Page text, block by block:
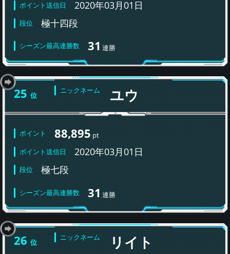
ポイント送信日 2020年03月01日
段位 極十四段
シーズン最高連勝数 31 連勝
25 位
ニックネーム ユウ
ポイント 88,895 pt
ポイント送信日
2020年03月01日
段位 極七段
シーズン最高連勝数 31 連勝
26 位
ニックネーム リイト